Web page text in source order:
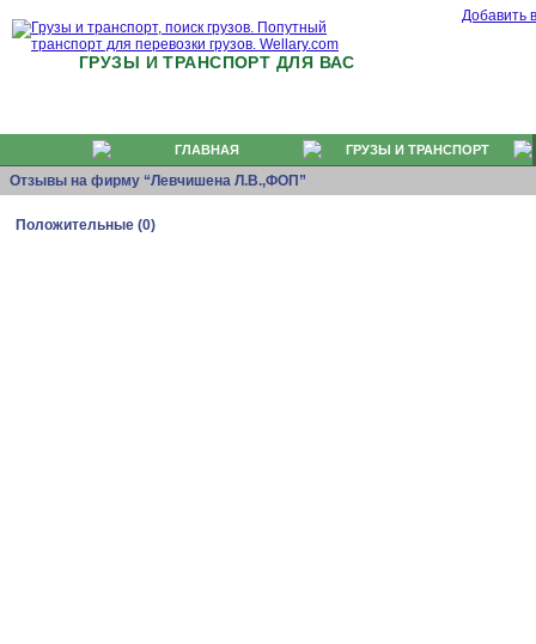
ГРУЗЫ И ТРАНСПОРТ ДЛЯ ВАС
Добавить
ГЛАВНАЯ ГРУЗЫ И ТРАНСПОРТ
Отзывы на фирму “Левчишена Л.В.,ФОП”
Положительные (0)